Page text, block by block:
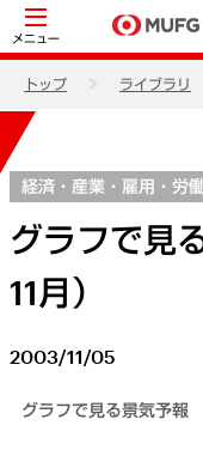
メニュー
トップ ライブラリ
経済・産業・雇用・労
グラフで見
11月）
2003/11/05
グラフで見る景気予報